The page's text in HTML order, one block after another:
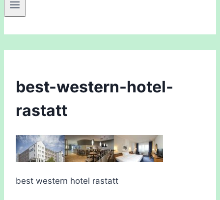
best-western-hotel-
rastatt
best western hotel rastatt